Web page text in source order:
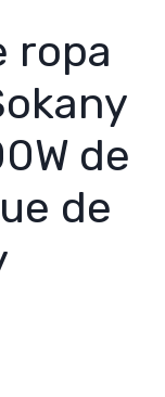
ropa
de
de